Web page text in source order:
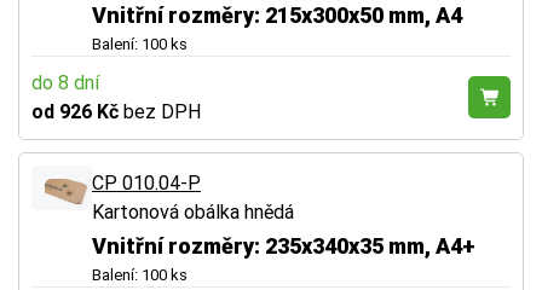
Vnitřní rozměry: 215x300x50 mm, A4
Balení: 100 ks
do 8 dní
od 926 Kč bez DPH
CP 010.04-P
Kartonová obálka hnědá
Vnitřní rozměry: 235x340x35 mm, A4+
Balení: 100 ks